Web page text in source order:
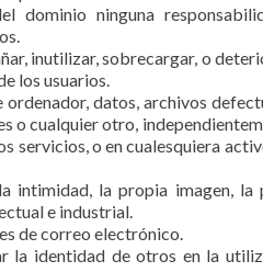
dominio ninguna
inutilizar, sobrecargar, o
los usuarios.
datos, archivos
o cualquier otro,
servicios, o en cualesquiera
intimidad, la propia imagen,
e industrial.
de correo electrónico.
la identidad de otros en la